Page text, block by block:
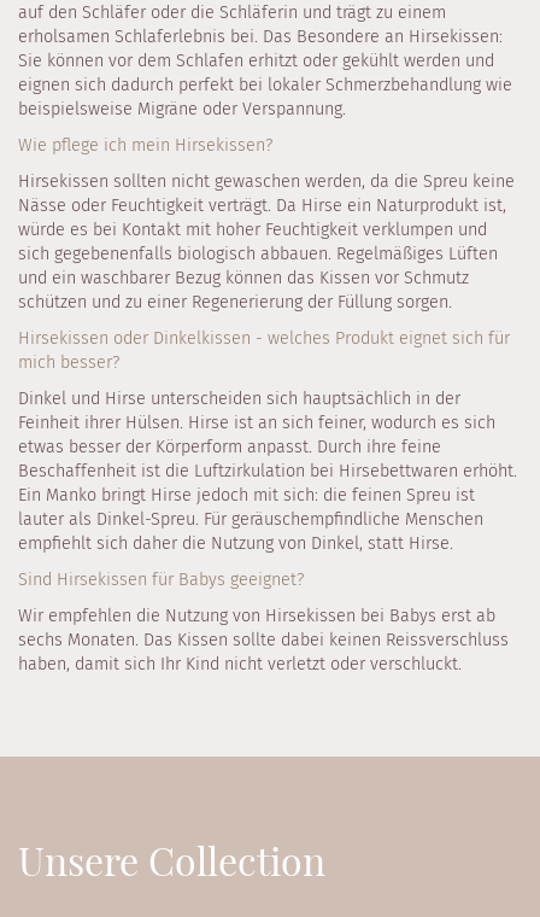
auf den Schläfer oder die Schläferin und trägt zu einem
erholsamen Schlaferlebnis bei. Das Besondere an Hirsekissen:
Sie können vor dem Schlafen erhitzt oder gekühlt werden und
eignen sich dadurch perfekt bei lokaler Schmerzbehandlung wie
beispielsweise Migräne oder Verspannung.
Wie pflege ich mein Hirsekissen?
Hirsekissen sollten nicht gewaschen werden, da die Spreu keine
Nässe oder Feuchtigkeit verträgt. Da Hirse ein Naturprodukt ist,
würde es bei Kontakt mit hoher Feuchtigkeit verklumpen und
sich gegebenenfalls biologisch abbauen. Regelmäßiges Lüften
und ein waschbarer Bezug können das Kissen vor Schmutz
schützen und zu einer Regenerierung der Füllung sorgen.
Hirsekissen oder Dinkelkissen - welches Produkt eignet sich für
mich besser?
Dinkel und Hirse unterscheiden sich hauptsächlich in der
Feinheit ihrer Hülsen. Hirse ist an sich feiner, wodurch es sich
etwas besser der Körperform anpasst. Durch ihre feine
Beschaffenheit ist die Luftzirkulation bei Hirsebettwaren erhöht.
Ein Manko bringt Hirse jedoch mit sich: die feinen Spreu ist
lauter als Dinkel-Spreu. Für geräuschempfindliche Menschen
empfiehlt sich daher die Nutzung von Dinkel, statt Hirse.
Sind Hirsekissen für Babys geeignet?
Wir empfehlen die Nutzung von Hirsekissen bei Babys erst ab
sechs Monaten. Das Kissen sollte dabei keinen Reissverschluss
haben, damit sich Ihr Kind nicht verletzt oder verschluckt.
Unsere Collection